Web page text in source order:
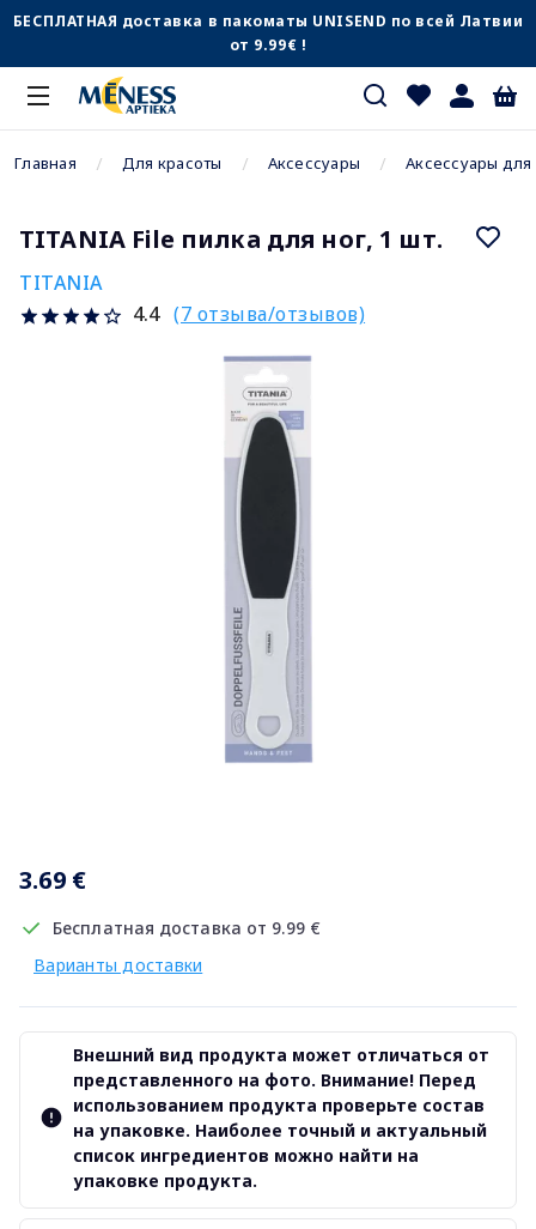
БЕСПЛАТНАЯ доставка в пакоматы UNISEND по всей Латвии
от 9.99€ !
Главная Для красоты Аксессуары Аксессуары
TITANIA File пилка для ног, 1 шт.
TITANIA
4.4 (7 отзыва/отзывов)
3.69 €
Бесплатная доставка от 9.99 €
Варианты доставки
Внешний вид продукта может отличаться от
представленного на фото. Внимание! Перед
использованием продукта проверьте состав
на упаковке. Наиболее точный и актуальный
список ингредиентов можно найти на
упаковке продукта.